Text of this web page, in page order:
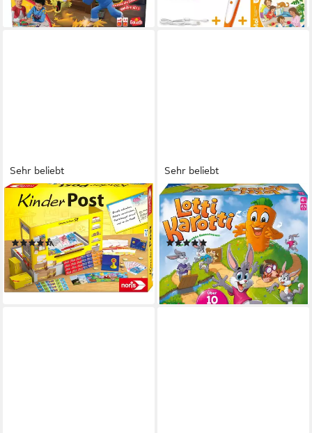
lieferbar - in 1-2 Werktagen bei dir
Sehr beliebt
NORIS
Spiel Kinderpost, Made in
Germany
(160)
ab 15,18 € UVP17,99 €
-16%
lieferbar - in 1-2 Werktagen bei dir
Sehr beliebt
RAVENSBURGER
Spiel Lotti Karotti, Kinderspiel,
Made in Europe
(73)
ab 20,14 € UVP29,99 €
-33%
lieferbar - in 1-2 Werktagen bei dir